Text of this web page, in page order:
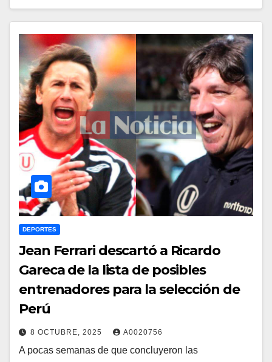
DEPORTES
Jean Ferrari descartó a Ricardo
Gareca de la lista de posibles
entrenadores para la selección de
Perú
8 OCTUBRE, 2025 A0020756
A pocas semanas de que concluyeron las